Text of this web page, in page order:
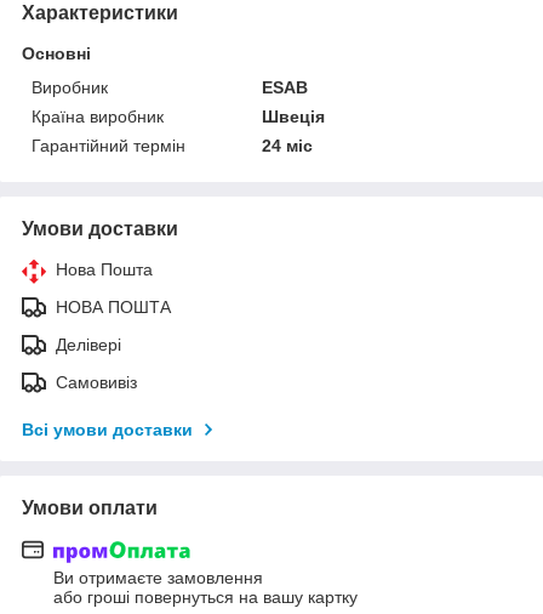
Характеристики
Основні
Виробник
ESAB
Країна виробник
Швеція
Гарантійний термін
24 міс
Умови доставки
Нова Пошта
НОВА ПОШТА
Делівері
Самовивіз
Всі умови доставки
Умови оплати
Ви отримаєте замовлення
або гроші повернуться на вашу картку